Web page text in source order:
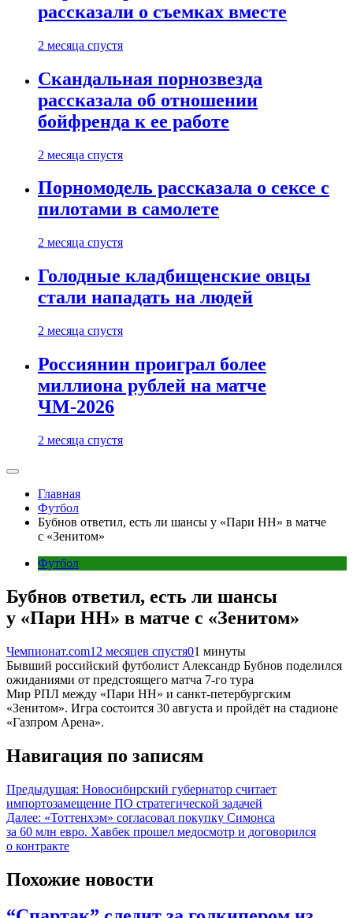
рассказали о съемках вместе
2 месяца спустя
Скандальная порнозвезда
рассказала об отношении
бойфренда к ее работе
2 месяца спустя
Порномодель рассказала о сексе с
пилотами в самолете
2 месяца спустя
Голодные кладбищенские овцы
стали нападать на людей
2 месяца спустя
Россиянин проиграл более
миллиона рублей на матче
ЧМ-2026
2 месяца спустя
Главная
Футбол
Бубнов ответил, есть ли шансы у «Пари НН» в матче
с «Зенитом»
Футбол
Бубнов ответил, есть ли шансы
у «Пари НН» в матче с «Зенитом»
Чемпионат.com12 месяцев спустя01 минуты
Бывший российский футболист Александр Бубнов поделился
ожиданиями от предстоящего матча 7-го тура
Мир РПЛ между «Пари НН» и санкт-петербургским
«Зенитом». Игра состоится 30 августа и пройдёт на стадионе
«Газпром Арена».
Навигация по записям
Предыдущая: Новосибирский губернатор считает
импортозамещение ПО стратегической задачей
Далее: «Тоттенхэм» согласовал покупку Симонса
за 60 млн евро. Хавбек прошел медосмотр и договорился
о контракте
Похожие новости